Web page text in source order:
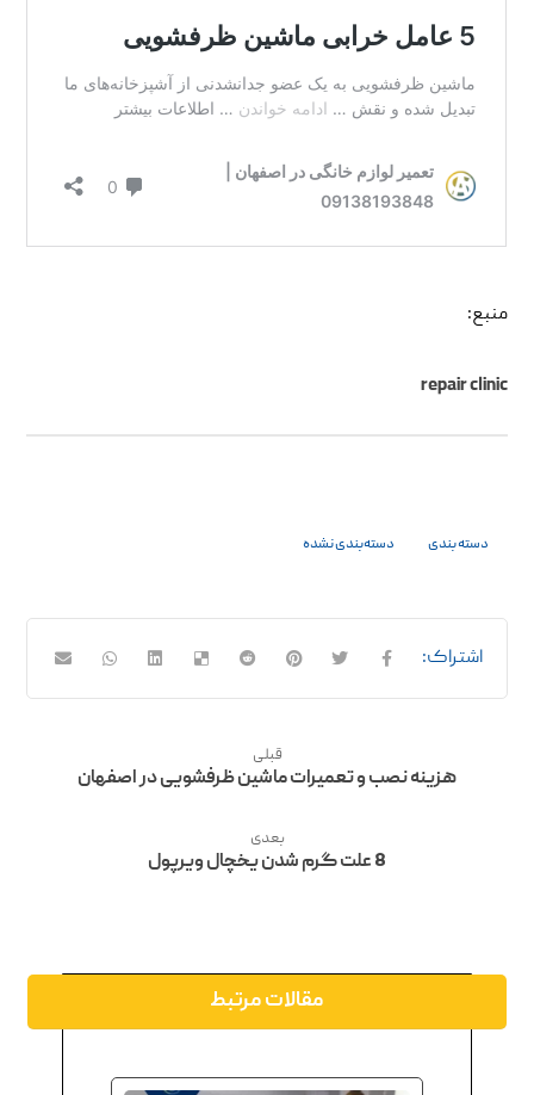
منبع:
repair clinic
دسته بندی دسته‌بندی نشده
قبلی
هزینه نصب و تعمیرات ماشین ظرفشویی در اصفهان
بعدی
8 علت گرم شدن یخچال ویرپول
مقالات مرتبط